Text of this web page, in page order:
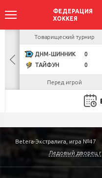
БУЛ
Товарищеский турнир
ДНМ-ШИННИК
0
ТАЙФУН
0
Перед игрой
Betera-Экстралига, игра №47
Ледовый дворец